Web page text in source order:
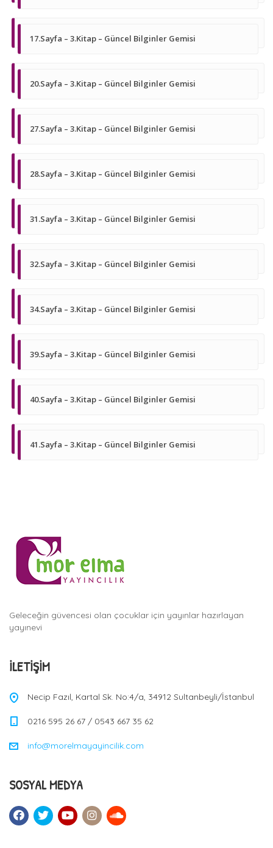
17.Sayfa – 3.Kitap – Güncel Bilginler Gemisi
20.Sayfa – 3.Kitap – Güncel Bilginler Gemisi
27.Sayfa – 3.Kitap – Güncel Bilginler Gemisi
28.Sayfa – 3.Kitap – Güncel Bilginler Gemisi
31.Sayfa – 3.Kitap – Güncel Bilginler Gemisi
32.Sayfa – 3.Kitap – Güncel Bilginler Gemisi
34.Sayfa – 3.Kitap – Güncel Bilginler Gemisi
39.Sayfa – 3.Kitap – Güncel Bilginler Gemisi
40.Sayfa – 3.Kitap – Güncel Bilginler Gemisi
41.Sayfa – 3.Kitap – Güncel Bilginler Gemisi
Geleceğin güvencesi olan çocuklar için yayınlar hazırlayan
yayınevi
İLETIŞIM
Necip Fazıl, Kartal Sk. No:4/a, 34912 Sultanbeyli/İstanbul
0216 595 26 67 / 0543 667 35 62
info@morelmayayincilik.com
SOSYAL MEDYA